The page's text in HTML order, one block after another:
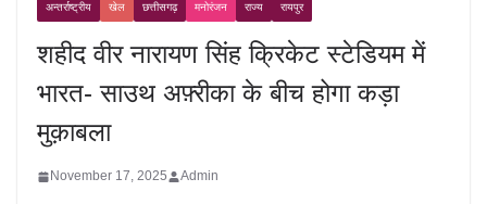
अन्तर्राष्ट्रीय खेल छत्तीसगढ़ मनोरंजन राज्य रायपुर
शहीद वीर नारायण सिंह क्रिकेट स्टेडियम में
भारत- साउथ अफ़्रीका के बीच होगा कड़ा
मुक़ाबला
November 17, 2025 Admin